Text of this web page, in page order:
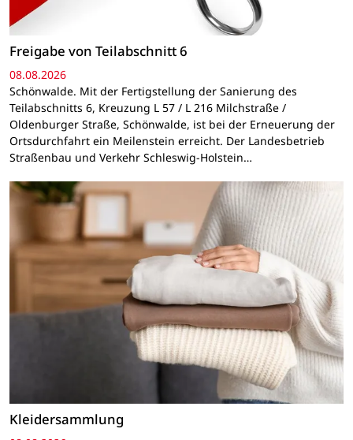
Freigabe von Teilabschnitt 6
08.08.2026
Schönwalde. Mit der Fertigstellung der Sanierung des
Teilabschnitts 6, Kreuzung L 57 / L 216 Milchstraße /
Oldenburger Straße, Schönwalde, ist bei der Erneuerung der
Ortsdurchfahrt ein Meilenstein erreicht. Der Landesbetrieb
Straßenbau und Verkehr Schleswig-Holstein…
Kleidersammlung